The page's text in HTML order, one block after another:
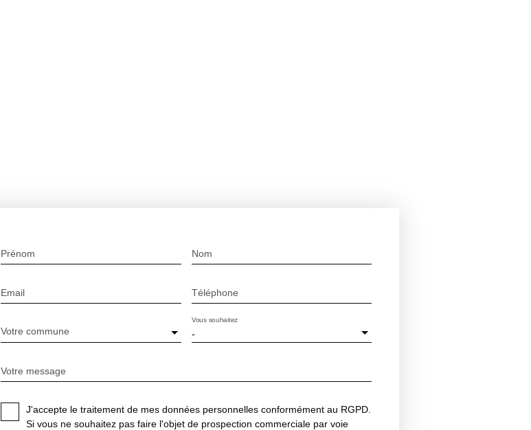
Prénom Nom
Email Téléphone
Votre commune -
Vous souhaitez
Votre message
J'accepte le traitement de mes données personnelles conformément au RGPD.
Si vous ne souhaitez pas faire l'objet de prospection commerciale par voie